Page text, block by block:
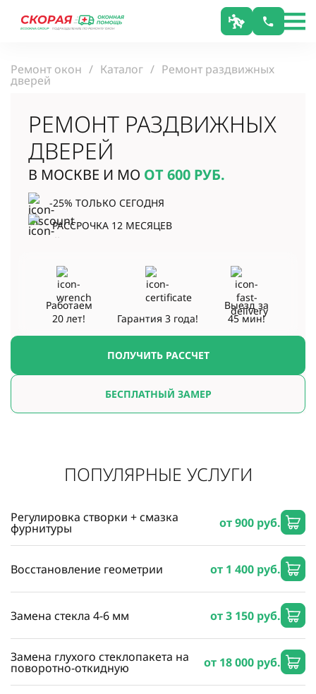
Ремонт окон Каталог Ремонт раздвижных
дверей
РЕМОНТ РАЗДВИЖНЫХ
ДВЕРЕЙ
В МОСКВЕ И МО ОТ 600 РУБ.
-25% ТОЛЬКО СЕГОДНЯ
РАССРОЧКА 12 МЕСЯЦЕВ
ПОЛУЧИТЬ РАССЧЕТ
БЕСПЛАТНЫЙ ЗАМЕР
Работаем
20 лет!
Гарантия3 года!
Выезд за
45 мин!
ПОПУЛЯРНЫЕ УСЛУГИ
Регулировка створки + смазка
фурнитуры от 900 руб.
Восстановление геометрии от 1 400 руб.
Замена стекла 4-6 мм от 3 150 руб.
Замена глухого стеклопакета на
поворотно-откидную от 18 000 руб.